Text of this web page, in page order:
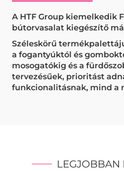
A HTF Group kiemelkedik
bútorvasalat kiegészítő
Széleskörű
a fogantyúktól és
mosogatókig és a
tervezésűek, prioritást
funkcionalitásnak, mind a
LEGJOBBAN